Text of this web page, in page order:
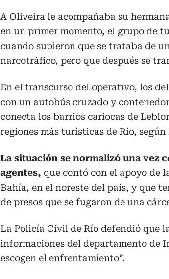
A Oliveira le acompañaba su
en un primer momento, el grupo de
cuando supieron que se trataba de
narcotráfico, pero que después se
En el transcurso del operativo, los
con un autobús cruzado y
conecta los barrios cariocas de
regiones más turísticas de Río,
La situación se normalizó una vez
agentes, que contó con el apoyo de
Bahía, en el noreste del país, y que
de presos que se fugaron de una
La Policía Civil de Río defendió que
informaciones del departamento de
escogen el enfrentamiento”.